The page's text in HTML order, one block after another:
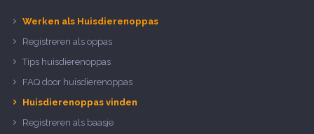
Werken als Huisdierenoppas
Registreren als oppas
Tips huisdierenoppas
FAQ door huisdierenoppas
Huisdierenoppas vinden
Registreren als baasje